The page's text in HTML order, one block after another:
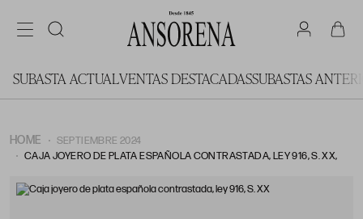
SUBASTA ACTUALVENTAS DESTACADASSUBASTAS
HOME
SEPTIEMBRE 2024
CAJA JOYERO DE PLATA ESPAÑOLA CONTRASTADA, LEY 916, S. XX,